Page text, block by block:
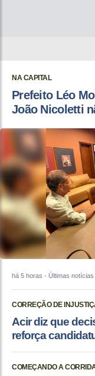
NA CAPITAL
Prefeito Léo
João Nicoletti
há 5 horas - Últimas notícias
CORREÇÃO DE
Acir diz que
reforça
COMEÇANDO A